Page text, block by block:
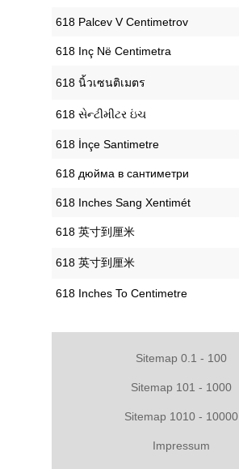
‎618 Palcev V Centimetrov
‎618 Inç Në Centimetra
‎618 นิ้วเซนติเมตร
‎618 સેન્ટીમીટર ઇંચ
‎618 İnçe Santimetre
‎618 дюйма в сантиметри
‎618 Inches Sang Xentimét
‎618 英寸到厘米
‎618 英寸到厘米
‎618 Inches To Centimetre
Sitemap 0.1 - 100
Sitemap 101 - 1000
Sitemap 1010 - 10000
Impressum